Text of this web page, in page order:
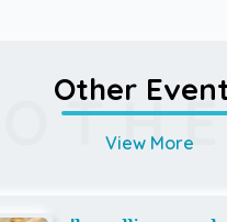
Other
View More